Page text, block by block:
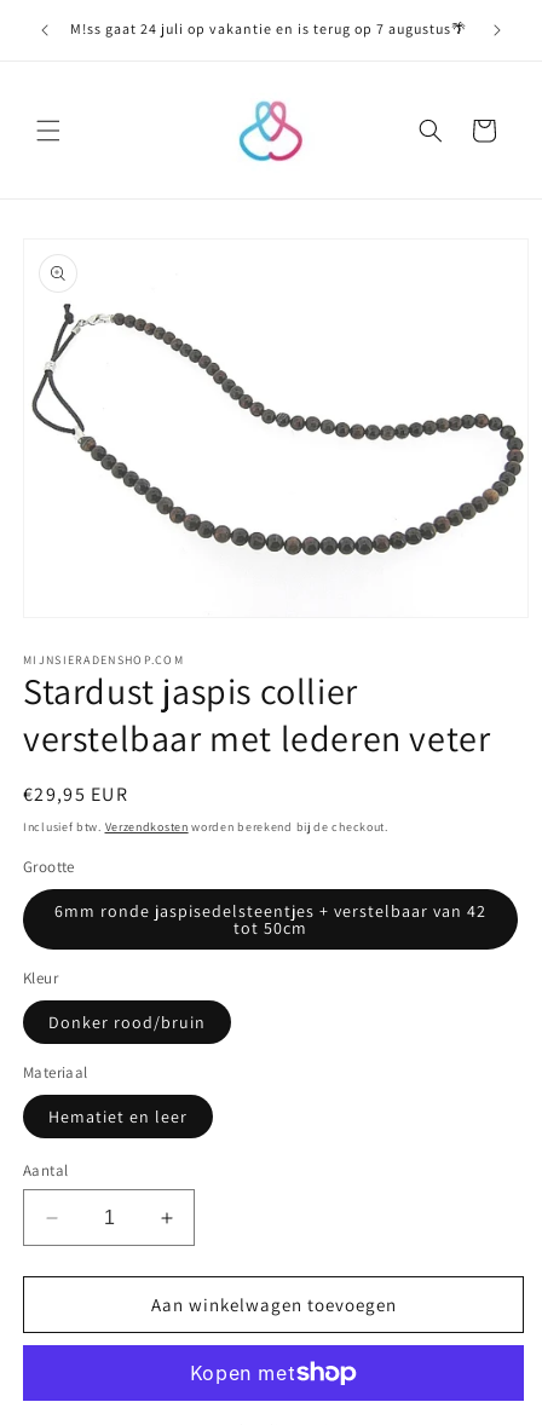
naar deM!ss gaat 24 juli op vakantie en is terug op 7 augustus🌴
Winkelwagen
openen
in
modaal
MIJNSIERADENSHOP.COM
Stardust jaspis collier
verstelbaar met lederen veter
Normale
prijs
€29,95 EUR
Inclusief btw. Verzendkosten worden berekend bij de checkout.
Grootte
6mm ronde jaspisedelsteentjes + verstelbaar van 42
tot 50cm
Kleur
Donker rood/bruin
Materiaal
Hematiet en leer
Aantal
Aantal
verlagen
voor
jaspis
met
Aantal
verhogen
voor
Stardust
jaspis
verstelbaar
met
Aan winkelwagen toevoegen